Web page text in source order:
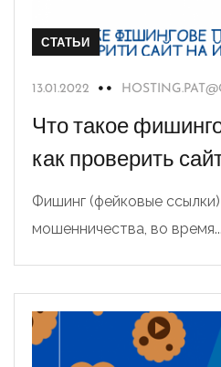
СТАТЬИ
13.01.2022
Что такое
как проверить
Фишинг (фейковые
мошенничества, во время...